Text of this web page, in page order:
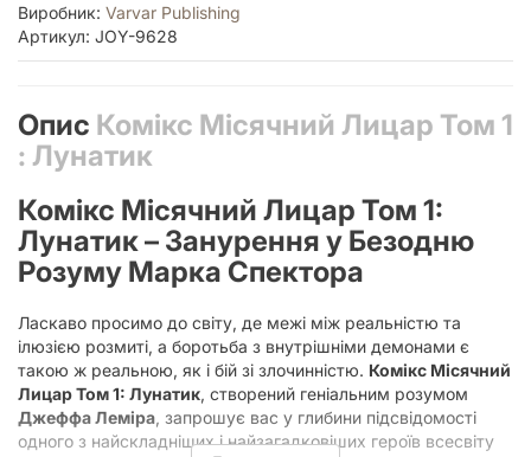
Виробник: Varvar Publishing
Артикул: JOY-9628
Опис Комікс Місячний Лицар Том 1
: Лунатик
Комікс Місячний Лицар Том 1:
Лунатик – Занурення у Безодню
Розуму Марка Спектора
Ласкаво просимо до світу, де межі між реальністю та
ілюзією розмиті, а боротьба з внутрішніми демонами є
такою ж реальною, як і бій зі злочинністю. Комікс Місячний
Лицар Том 1: Лунатик, створений геніальним розумом
Джеффа Леміра , запрошує вас у глибини підсвідомості
одного з найскладніших і найзагадковіших героїв всесвіту